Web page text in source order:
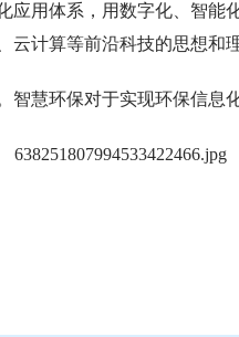
用体系，用数字化、智能
计算等前沿科技的思想和
慧环保对于实现环保信息